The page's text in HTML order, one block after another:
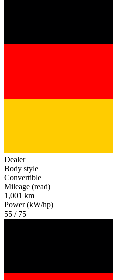
Dealer
Body style
Convertible
Mileage (read)
1,001 km
Power (kW/hp)
55 / 75